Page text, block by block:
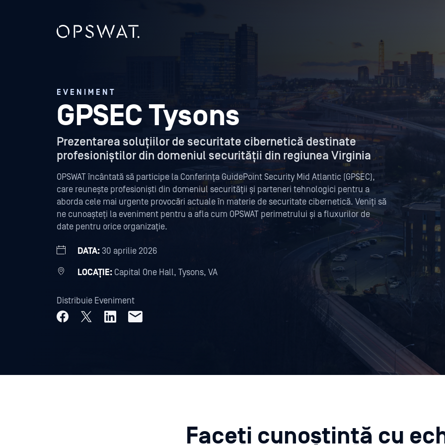
EVENIMENT
GPSEC Tysons
Prezentarea soluțiilor de securitate cibernetică destinate
profesioniștilor din domeniul securității din regiunea Virginia
OPSWAT încântată să participe la Conferința GuidePoint Security Mid Atlantic (GPSEC),
care reunește profesioniști din domeniul securității și parteneri tehnologici pentru a
aborda cele mai urgente provocări actuale în materie de securitate cibernetică. Veniți să
ne cunoașteți la eveniment pentru a afla cum OPSWAT perimetrului și a fluxurilor de
date pentru orice organizație.
DATA: 30 aprilie 2026
LOCAȚIE: Capital One Hall, Tysons, VA
Distribuie Eveniment
Faceți cunoștință cu